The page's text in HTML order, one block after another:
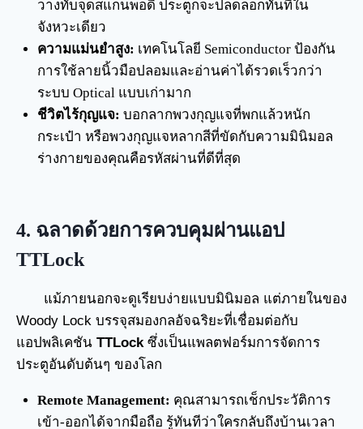
วางทับจุดสแกนพอดี ประตูก็จะปลดล็อกทันทีใน
จังหวะเดียว
ความแม่นยำสูง: เทคโนโลยี Semiconductor ป้องกัน
การใช้ลายนิ้วมือปลอมและอ่านค่าได้รวดเร็วกว่า
ระบบ Optical แบบเก่ามาก
ชีวิตไร้กุญแจ: บอกลากพวงกุญแจที่พกแล้วหนัก
กระเป๋า หรือพวงกุญแจหลากสีที่ขัดกับความมินิมอล
ร่างกายของคุณคือรหัสผ่านที่ดีที่สุด
4. ฉลาดด้วยการควบคุมผ่านแอป
TTLock
แม้ภายนอกจะดูเรียบง่ายแบบมินิมอล แต่ภายในของ
Woody Lock บรรจุสมองกลอัจฉริยะที่เชื่อมต่อกับ
แอปพลิเคชัน TTLockซึ่งเป็นแพลตฟอร์มการจัดการ
ประตูอันดับต้นๆ ของโลก
Remote Management: คุณสามารถเช็กประวัติการ
เข้า-ออกได้จากมือถือ รู้ทันทีว่าใครกลับถึงบ้านเวลา